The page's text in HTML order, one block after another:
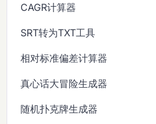
CAGR计算器
SRT转为TXT工具
相对标准偏差计算器
真心话大冒险生成器
随机扑克牌生成器